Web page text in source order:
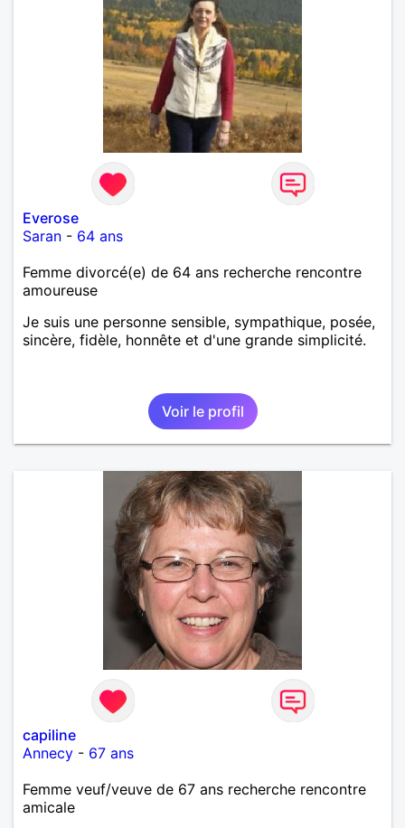
Everose
Saran - 64 ans
Femme divorcé(e) de 64 ans recherche rencontre
amoureuse
Je suis une personne sensible, sympathique, posée,
sincère, fidèle, honnête et d'une grande simplicité.
Voir le profil
capiline
Annecy - 67 ans
Femme veuf/veuve de 67 ans recherche rencontre
amicale